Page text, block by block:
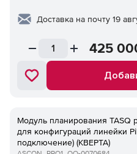
Доставка на почту 19
425
Модуль планирования TASQ
для конфигураций линейки
подключение) (КВЕРТА)